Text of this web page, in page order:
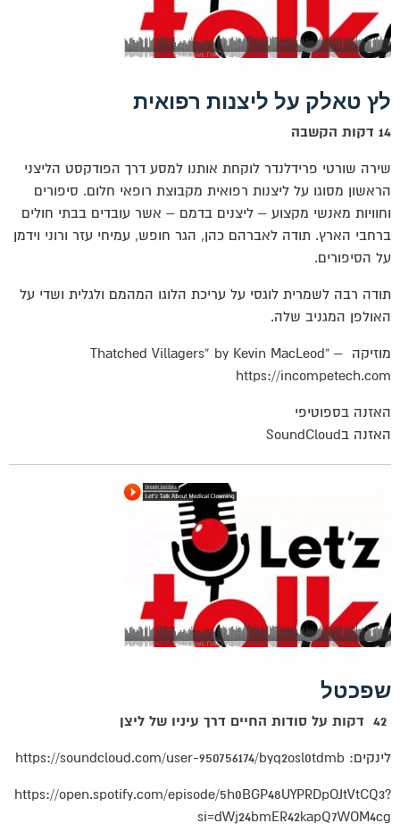
לץ טאלק על ליצנות רפואית
14 דקות הקשבה
שירה שורטי פרידלנדר לוקחת אותנו למסע דרך הפודקסט הליצני
הראשון מסוגו על ליצנות רפואית מקבוצת רופאי חלום. סיפורים
וחוויות מאנשי מקצוע – ליצנים בדמם – אשר עובדים בבתי חולים
ברחבי הארץ. תודה לאברהם כהן, הגר חופש, עמיחי עזר ורוני וידמן
על הסיפורים.
תודה רבה לשמרית לוגסי על עריכת הלוגו המהמם ולגלית ושדי על
האולפן המגניב שלה.
מוזיקה – “Thatched Villagers” by Kevin MacLeod
https://incompetech.com
האזנה בספוטיפי
האזנה בSoundCloud
שפכטל
לינקים: https://soundcloud.com/user-950756174/byq2osl0tdmb
https://open.spotify.com/episode/5h0BGP48UYPRDpOJtVtCQ3?
si=dWj24bmER42kapQ7WOM4cg